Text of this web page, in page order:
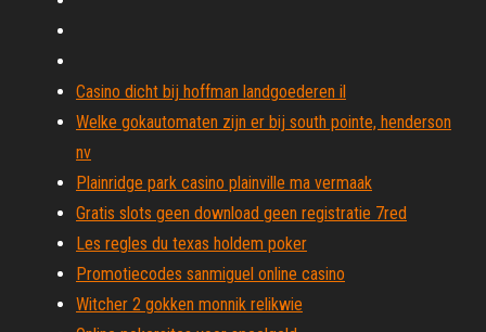
Casino dicht bij hoffman landgoederen il
Welke gokautomaten zijn er bij south pointe, henderson
nv
Plainridge park casino plainville ma vermaak
Gratis slots geen download geen registratie 7red
Les regles du texas holdem poker
Promotiecodes sanmiguel online casino
Witcher 2 gokken monnik relikwie